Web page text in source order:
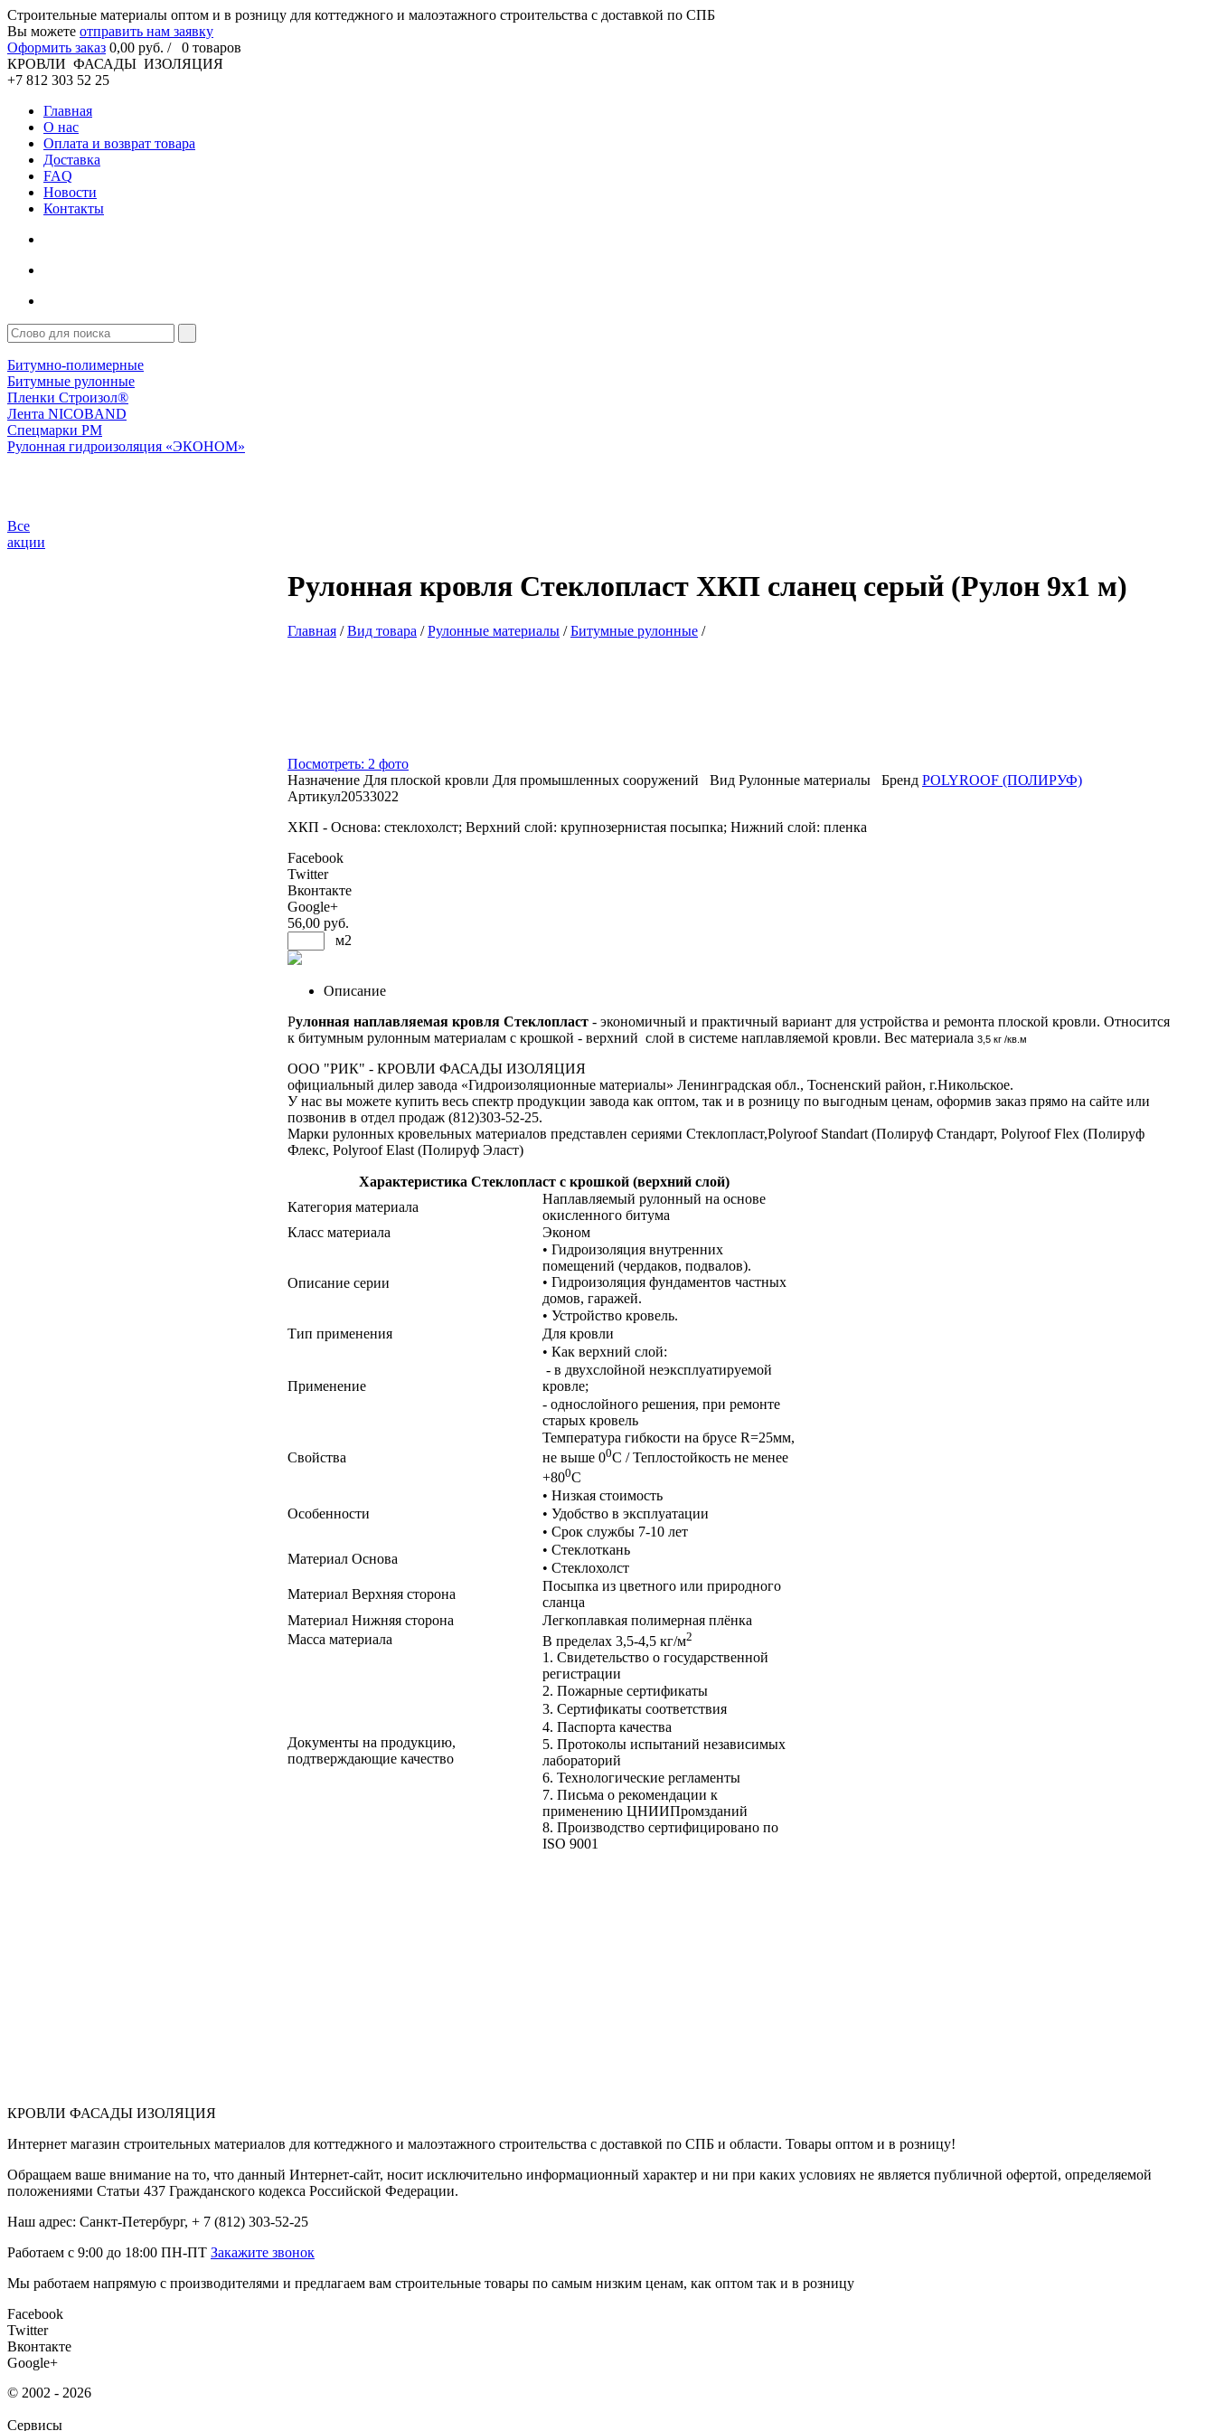
Cтроительные материалы оптом и в розницу для коттеджного и малоэтажного строительства с доставкой по СПБ
Вы можете отправить нам заявку
Оформить заказ 0,00 руб. / 0 товаров
КРОВЛИ ФАСАДЫ ИЗОЛЯЦИЯ
+7 812 303 52 25
Главная
О нас
Оплата и возврат товара
Доставка
FAQ
Новости
Контакты
Битумно-полимерные
Битумные рулонные
Пленки Строизол®
Лента NICOBAND
Спецмарки РМ
Рулонная гидроизоляция «ЭКОНОМ»
Все
акции
Рулонная кровля Стеклопласт ХКП сланец серый (Рулон 9x1 м)
Главная /Вид товара /Рулонные материалы /Битумные рулонные /
Посмотреть: 2 фото
Назначение Для плоской кровли Для промышленных сооружений Вид Рулонные материалы Бренд POLYROOF (ПОЛИРУФ)
Артикул20533022
ХКП - Основа: стеклохолст; Верхний слой: крупнозернистая посыпка; Нижний слой: пленка
Facebook
Twitter
Вконтакте
Google+
56,00 руб.
м2
Описание
Рулонная наплавляемая кровля Стеклопласт - экономичный и практичный вариант для устройства и ремонта плоской кровли. Относится
к битумным рулонным материалам с крошкой - верхний слой в системе наплавляемой кровли. Вес материала 3,5 кг /кв.м
ООО "РИК" - КРОВЛИ ФАСАДЫ ИЗОЛЯЦИЯ
официальный дилер завода «Гидроизоляционные материалы» Ленинградская обл., Тосненский район, г.Никольское.
У нас вы можете купить весь спектр продукции завода как оптом, так и в розницу по выгодным ценам, оформив заказ прямо на сайте или
позвонив в отдел продаж (812)303-52-25.
Марки рулонных кровельных материалов представлен сериями Стеклопласт,Polyroof Standart (Полируф Стандарт, Polyroof Flex (Полируф
Флекс, Polyroof Elast (Полируф Эласт)
Характеристика Стеклопласт с крошкой (верхний слой)
Категория материала
Наплавляемый рулонный на основе
окисленного битума
Класс материала
Эконом
Описание серии
• Гидроизоляция внутренних
помещений (чердаков, подвалов).
• Гидроизоляция фундаментов частных
домов, гаражей.
• Устройство кровель.
Тип применения
Для кровли
Применение
• Как верхний слой:
- в двухслойной неэксплуатируемой
кровле;
- однослойного решения, при ремонте
старых кровель
Свойства
Температура гибкости на брусе R=25мм,
не выше 00С / Теплостойкость не менее
+800С
Особенности
• Низкая стоимость
• Удобство в эксплуатации
• Срок службы 7-10 лет
Материал Основа
• Стеклоткань
• Стеклохолст
Материал Верхняя сторона
Посыпка из цветного или природного
сланца
Материал Нижняя сторона
Легкоплавкая полимерная плёнка
Масса материала
В пределах 3,5-4,5 кг/м2
Документы на продукцию,
подтверждающие качество
1. Свидетельство о государственной
регистрации
2. Пожарные сертификаты
3. Сертификаты соответствия
4. Паспорта качества
5. Протоколы испытаний независимых
лабораторий
6. Технологические регламенты
7. Письма о рекомендации к
применению ЦНИИПромзданий
8. Производство сертифицировано по
ISO 9001
КРОВЛИ ФАСАДЫ ИЗОЛЯЦИЯ
Интернет магазин строительных материалов для коттеджного и малоэтажного строительства с доставкой по СПБ и области. Товары оптом и в розницу!
Обращаем ваше внимание на то, что данный Интернет-сайт, носит исключительно информационный характер и ни при каких условиях не является публичной офертой, определяемой
положениями Статьи 437 Гражданского кодекса Российской Федерации.
Наш адрес: Санкт-Петербург, + 7 (812) 303-52-25
Работаем с 9:00 до 18:00 ПН-ПТ Закажите звонок
Мы работаем напрямую с производителями и предлагаем вам строительные товары по самым низким ценам, как оптом так и в розницу
Facebook
Twitter
Вконтакте
Google+
© 2002 - 2026
Сервисы